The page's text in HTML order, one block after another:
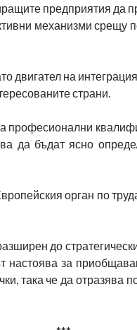
предприятия да
механизми срещу
на
страни.
професионални
да бъдат ясно
орган по
до
настоява за
така че да отразява